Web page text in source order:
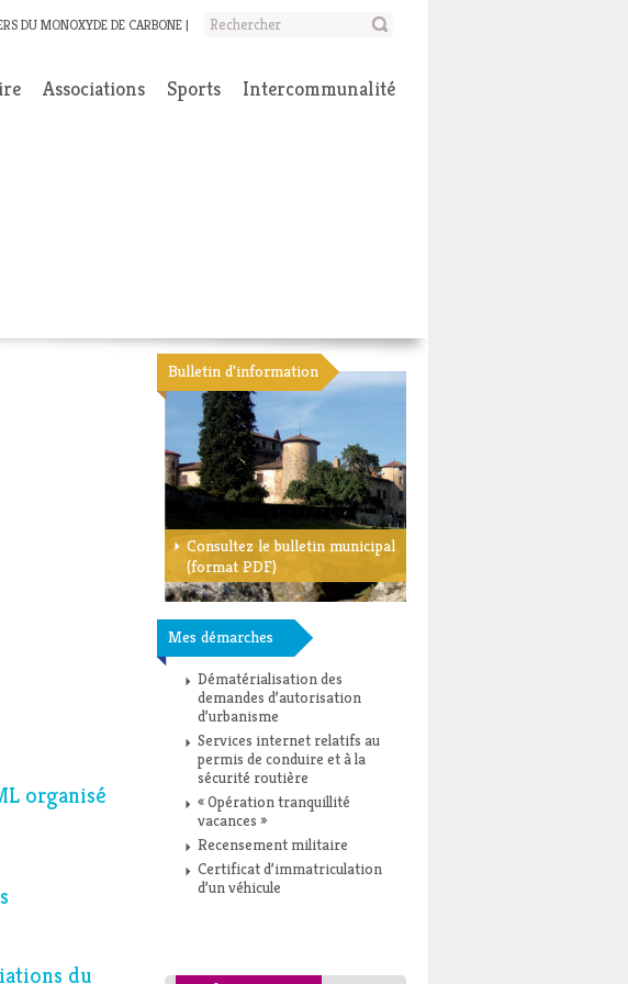
DU MONOXYDE DE CARBONE
Associations Sports Intercommunalité
organisé
du
Bulletin d'information
Consultez le bulletin municipal
(format PDF)
Mes démarches
Dématérialisation des
demandes d’autorisation
d’urbanisme
Services internet relatifs au
permis de conduire et à la
sécurité routière
« Opération tranquillité
vacances »
Recensement militaire
Certificat d’immatriculation
d’un véhicule